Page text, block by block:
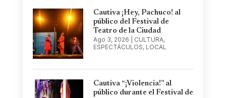
Cautiva ¡Hey, Pachuco! al
público del Festival de
Teatro de la Ciudad
Ago 3, 2026
CULTURA,
ESPECTÁCULOS, LOCAL
Cautiva “¡Violencia!” al
público durante el Festival de